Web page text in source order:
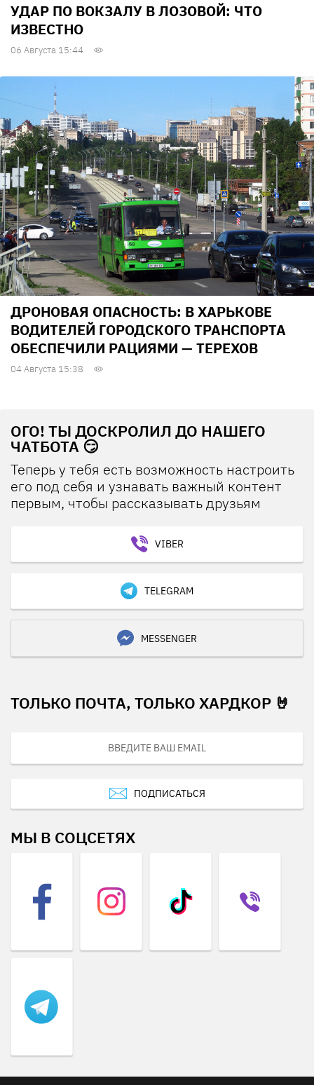
УДАР ПО ВОКЗАЛУ В ЛОЗОВОЙ: ЧТО
ИЗВЕСТНО
06 Августа 15:44
ДРОНОВАЯ ОПАСНОСТЬ: В ХАРЬКОВЕ
ВОДИТЕЛЕЙ ГОРОДСКОГО ТРАНСПОРТА
ОБЕСПЕЧИЛИ РАЦИЯМИ — ТЕРЕХОВ
04 Августа 15:38
ОГО! ТЫ ДОСКРОЛИЛ ДО НАШЕГО
ЧАТБОТА 😏
Теперь у тебя есть возможность настроить
его под себя и узнавать важный контент
первым, чтобы рассказывать друзьям
VIBER
TELEGRAM
MESSENGER
ТОЛЬКО ПОЧТА, ТОЛЬКО ХАРДКОР 🤘
ПОДПИСАТЬСЯ
МЫ В СОЦСЕТЯХ